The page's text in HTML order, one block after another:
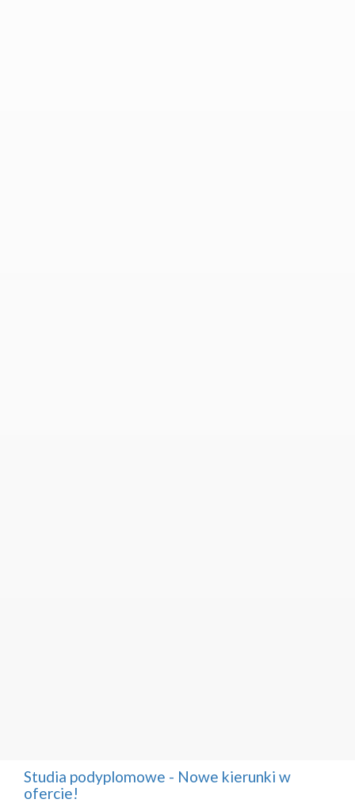
Studia podyplomowe - Nowe kierunki w
ofercie!